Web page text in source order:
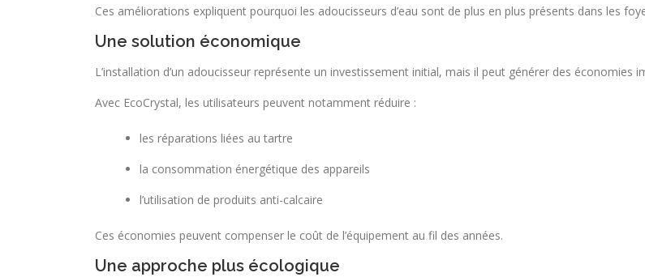
Ces améliorations expliquent pourquoi les adoucisseurs d’eau sont de plus en plus présents dans les
Une solution économique
L’installation d’un adoucisseur représente un investissement initial, mais il peut générer des économies
Avec EcoCrystal, les utilisateurs peuvent notamment réduire :
les réparations liées au tartre
la consommation énergétique des appareils
l’utilisation de produits anti-calcaire
Ces économies peuvent compenser le coût de l’équipement au fil des années.
Une approche plus écologique